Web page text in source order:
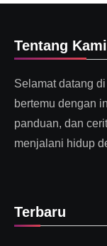
Tentang Kami
Selamat datang
bertemu dengan
panduan, dan
menjalani hidup
Terbaru